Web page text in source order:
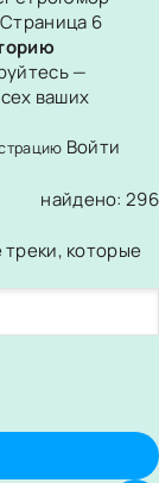
6
—
ваших
Войти
найдено: 296
которые